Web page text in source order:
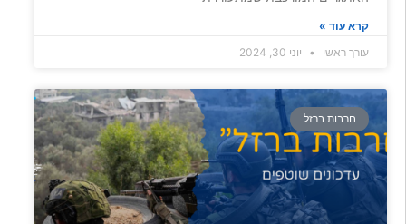
קרא עוד »
עורך ראשי
יוני 30, 2024
חרבות ברזל